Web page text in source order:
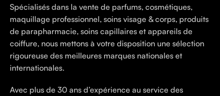
Spécialisés dans la vente de parfums, cosmétiques,
maquillage professionnel, soins visage & corps, produits
de parapharmacie, soins capillaires et appareils de
coiffure, nous mettons à votre disposition une sélection
rigoureuse des meilleures marques nationales et
internationales.
Avec plus de 30 ans d’expérience au service des